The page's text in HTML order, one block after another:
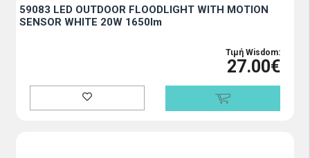
59083 LED OUTDOOR FLOODLIGHT WITH MOTION
SENSOR WHITE 20W 1650lm
Τιμή Wisdom:
27.00€